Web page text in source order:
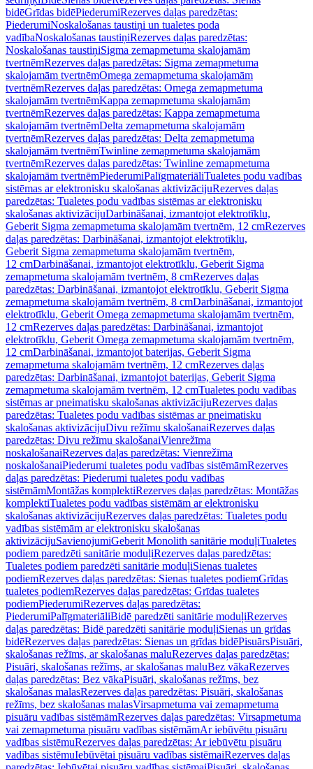
bidēGrīdas bidēPiederumiRezerves daļas paredzētas:
PiederumiNoskalošanas taustiņi un tualetes poda
vadībaNoskalošanas taustiņiRezerves daļas paredzētas:
Noskalošanas taustiņiSigma zemapmetuma skalojamām
tvertnēmRezerves daļas paredzētas: Sigma zemapmetuma
skalojamām tvertnēmOmega zemapmetuma skalojamām
tvertnēmRezerves daļas paredzētas: Omega zemapmetuma
skalojamām tvertnēmKappa zemapmetuma skalojamām
tvertnēmRezerves daļas paredzētas: Kappa zemapmetuma
skalojamām tvertnēmDelta zemapmetuma skalojamām
tvertnēmRezerves daļas paredzētas: Delta zemapmetuma
skalojamām tvertnēmTwinline zemapmetuma skalojamām
tvertnēmRezerves daļas paredzētas: Twinline zemapmetuma
skalojamām tvertnēmPiederumiPalīgmateriāliTualetes podu vadības
sistēmas ar elektronisku skalošanas aktivizācijuRezerves daļas
paredzētas: Tualetes podu vadības sistēmas ar elektronisku
skalošanas aktivizācijuDarbināšanai, izmantojot elektrotīklu,
Geberit Sigma zemapmetuma skalojamām tvertnēm, 12 cmRezerves
daļas paredzētas: Darbināšanai, izmantojot elektrotīklu,
Geberit Sigma zemapmetuma skalojamām tvertnēm,
12 cmDarbināšanai, izmantojot elektrotīklu, Geberit Sigma
zemapmetuma skalojamām tvertnēm, 8 cmRezerves daļas
paredzētas: Darbināšanai, izmantojot elektrotīklu, Geberit Sigma
zemapmetuma skalojamām tvertnēm, 8 cmDarbināšanai, izmantojot
elektrotīklu, Geberit Omega zemapmetuma skalojamām tvertnēm,
12 cmRezerves daļas paredzētas: Darbināšanai, izmantojot
elektrotīklu, Geberit Omega zemapmetuma skalojamām tvertnēm,
12 cmDarbināšanai, izmantojot baterijas, Geberit Sigma
zemapmetuma skalojamām tvertnēm, 12 cmRezerves daļas
paredzētas: Darbināšanai, izmantojot baterijas, Geberit Sigma
zemapmetuma skalojamām tvertnēm, 12 cmTualetes podu vadības
sistēmas ar pneimatisku skalošanas aktivizācijuRezerves daļas
paredzētas: Tualetes podu vadības sistēmas ar pneimatisku
skalošanas aktivizācijuDivu režīmu skalošanaiRezerves daļas
paredzētas: Divu režīmu skalošanaiVienrežīma
noskalošanaiRezerves daļas paredzētas: Vienrežīma
noskalošanaiPiederumi tualetes podu vadības sistēmāmRezerves
daļas paredzētas: Piederumi tualetes podu vadības
sistēmāmMontāžas komplektiRezerves daļas paredzētas: Montāžas
komplektiTualetes podu vadības sistēmām ar elektronisku
skalošanas aktivizācijuRezerves daļas paredzētas: Tualetes podu
vadības sistēmām ar elektronisku skalošanas
aktivizācijuSavienojumiGeberit Monolith sanitārie moduļiTualetes
podiem paredzēti sanitārie moduļiRezerves daļas paredzētas:
Tualetes podiem paredzēti sanitārie moduļiSienas tualetes
podiemRezerves daļas paredzētas: Sienas tualetes podiemGrīdas
tualetes podiemRezerves daļas paredzētas: Grīdas tualetes
podiemPiederumiRezerves daļas paredzētas:
PiederumiPalīgmateriāliBidē paredzēti sanitārie moduļiRezerves
daļas paredzētas: Bidē paredzēti sanitārie moduļiSienas un grīdas
bidēRezerves daļas paredzētas: Sienas un grīdas bidēPisuārsPisuāri,
skalošanas režīms, ar skalošanas maluRezerves daļas paredzētas:
Pisuāri, skalošanas režīms, ar skalošanas maluBez vākaRezerves
daļas paredzētas: Bez vākaPisuāri, skalošanas režīms, bez
skalošanas malasRezerves daļas paredzētas: Pisuāri, skalošanas
režīms, bez skalošanas malasVirsapmetuma vai zemapmetuma
pisuāru vadības sistēmāmRezerves daļas paredzētas: Virsapmetuma
vai zemapmetuma pisuāru vadības sistēmāmAr iebūvētu pisuāru
vadības sistēmuRezerves daļas paredzētas: Ar iebūvētu pisuāru
vadības sistēmuIebūvētai pisuāru vadības sistēmaiRezerves daļas